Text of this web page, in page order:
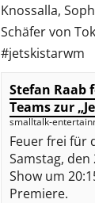
Knossalla,
Schäfer von
#jetskistarwm
Stefan Raab
Teams zur
smalltalk-
Feuer frei für
Samstag,
Show um
Premiere.